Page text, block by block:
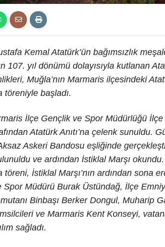
Kemal Atatürk’ün bağımsızlık
107. yıl dönümü dolayısıyla kutlanan
Muğla’nın Marmaris ilçesindeki
töreniyle başladı.
İlçe Gençlik ve Spor Müdürlüğü
Atatürk Anıtı’na çelenk sunuldu.
Askeri Bandosu eşliğinde
ve ardından İstiklal Marşı
töreni, İstiklal Marşı’nın ardından sona
Spor Müdürü Burak Üstündağ, İlçe
Binbaşı Berker Dongul, Muharip
ve Marmaris Kent Konseyi,
sağladı.